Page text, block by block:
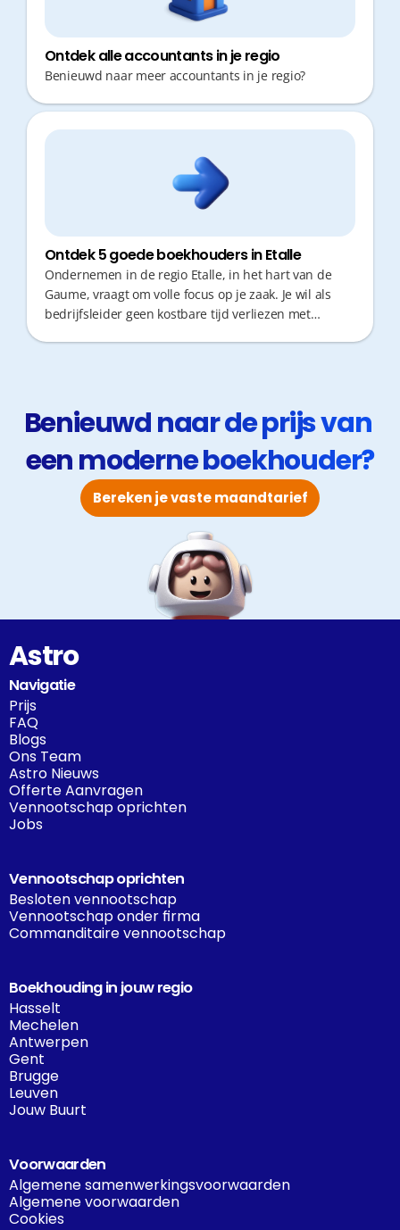
Ontdek alle accountants in je regio
Benieuwd naar meer accountants in je regio?
Ontdek 5 goede boekhouders in Etalle
Ondernemen in de regio Etalle, in het hart van de
Gaume, vraagt om volle focus op je zaak. Je wil als
bedrijfsleider geen kostbare tijd verliezen met
Benieuwd naar de prijs van
een moderne boekhouder?
Bereken je vaste maandtarief
Astro
Navigatie
Prijs
FAQ
Blogs
Ons Team
Astro Nieuws
Offerte Aanvragen
Vennootschap oprichten
Jobs
Vennootschap oprichten
Besloten vennootschap
Vennootschap onder firma
Commanditaire vennootschap
Boekhouding in jouw regio
Hasselt
Mechelen
Antwerpen
Gent
Brugge
Leuven
Jouw Buurt
Voorwaarden
Algemene samenwerkingsvoorwaarden
Algemene voorwaarden
Cookies